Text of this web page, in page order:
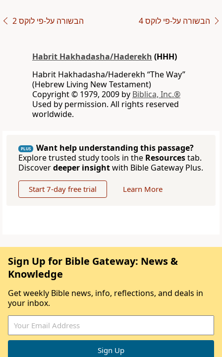
הבשורה על-פי לוקס 2 הבשורה על-פי לוקס 4
Habrit Hakhadasha/Haderekh (HHH)
Habrit Hakhadasha/Haderekh “The Way”
(Hebrew Living New Testament)
Copyright © 1979, 2009 by Biblica, Inc.®
Used by permission. All rights reserved
worldwide.
PLUS
Want help understanding this passage?
Explore trusted study tools in the Resourcestab.
Discoverdeeper insightwith Bible Gateway Plus.
Start 7-day free trial Learn More
Sign Up for Bible Gateway: News &
Knowledge
Get weekly Bible news, info, reflections, and deals in
your inbox.